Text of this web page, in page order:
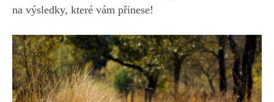
na výsledky, které vám přinese!